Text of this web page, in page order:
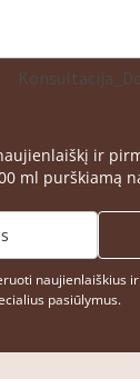
ir
ml purškiamą
naujienlaiškius
pasiūlymus.